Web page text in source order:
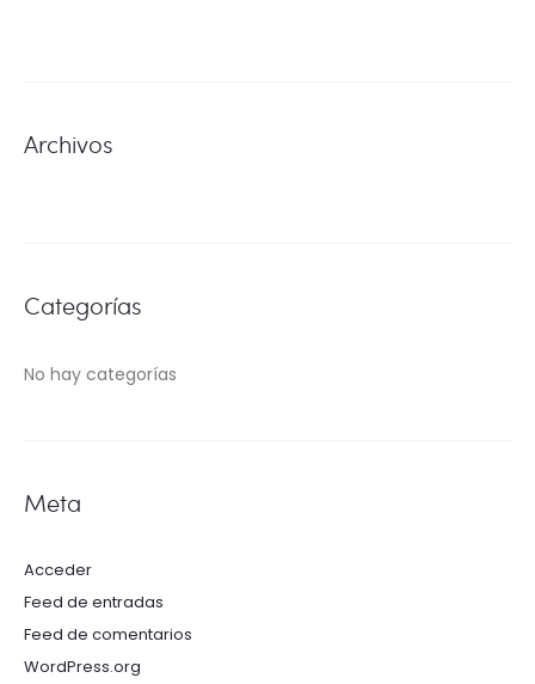
Archivos
Categorías
No hay categorías
Meta
Acceder
Feed de entradas
Feed de comentarios
WordPress.org